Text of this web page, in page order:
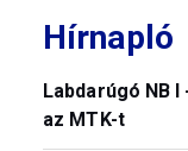
Hírnapló
Labdarúgó NB
az MTK-t